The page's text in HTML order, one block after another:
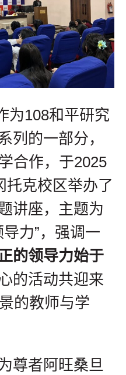
为108和平研究
列的一部分，
合作，于2025
托克校区举办了
讲座，主题为
力”，强调一
的领导力始于
的活动共迎来
的教师与学
尊者阿旺桑旦